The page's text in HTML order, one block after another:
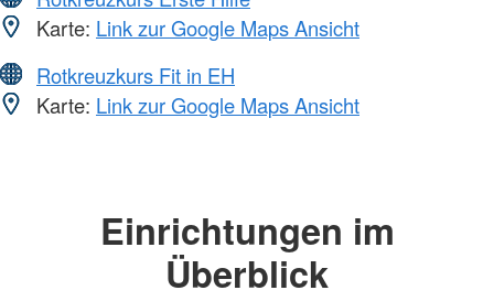
Karte: Link zur Google Maps Ansicht
Rotkreuzkurs Fit in EH
Karte: Link zur Google Maps Ansicht
Einrichtungen im
Überblick